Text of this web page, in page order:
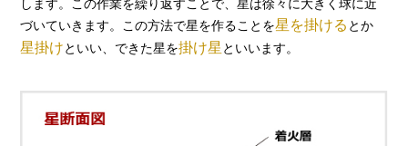
します。この作業を繰り返すことで、星は徐々に大きく球に近
づいていきます。この方法で星を作ることを星を掛ける とか
星掛けといい、できた星を掛け星 といいます。